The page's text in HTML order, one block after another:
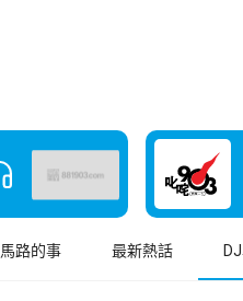
馬路的事 最新熱話